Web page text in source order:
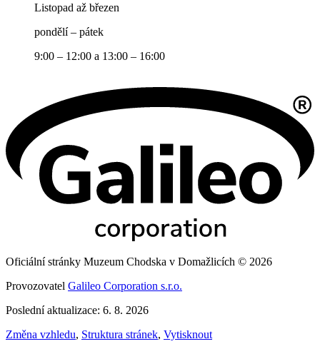
Listopad až březen
pondělí – pátek
9:00 – 12:00 a 13:00 – 16:00
Oficiální stránky Muzeum Chodska v Domažlicích © 2026
Provozovatel Galileo Corporation s.r.o.
Poslední aktualizace: 6. 8. 2026
Změna vzhledu, Struktura stránek, Vytisknout